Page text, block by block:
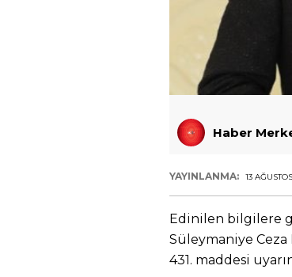
Haber
YAYINLANMA: 13
Edinilen bilgilere
Süleymaniye Ceza
431. maddesi